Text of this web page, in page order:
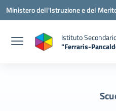
Vai ai contenuti
Vai al menu di navigazione
Vai al footer
Ministero dell'Istruzione e del
Istituto
"Ferraris-